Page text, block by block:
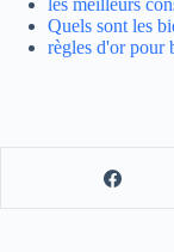
les meilleurs
Quels sont les
règles d'or pour